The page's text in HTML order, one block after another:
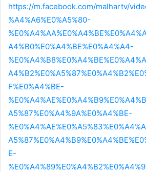
https://m.facebook.com/malhartv/
%A4%A6%E0%A5%80-
A4%B0%E0%A4%BE%E0%A4%A4-
F%E0%A4%BE-
A5%87%E0%A4%9A%E0%A4%BE-
E-